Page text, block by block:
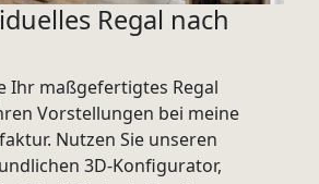
Regal nach
Ihr maßgefertigtes Regal
Vorstellungen bei meine
Nutzen Sie unseren
3D-Konfigurator,